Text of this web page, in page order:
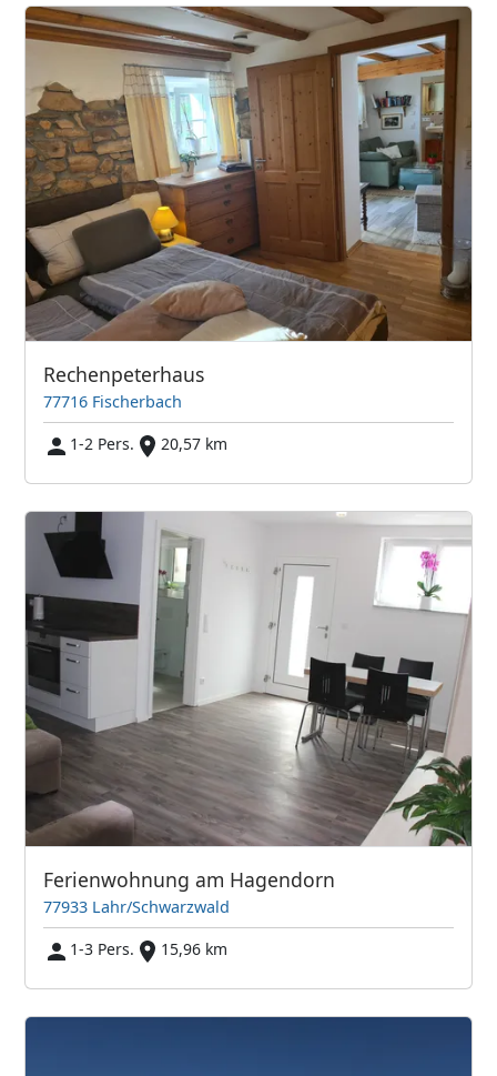
Rechenpeterhaus
77716 Fischerbach
1-2 Pers.
20,57 km
Ferienwohnung am Hagendorn
77933 Lahr/Schwarzwald
1-3 Pers.
15,96 km